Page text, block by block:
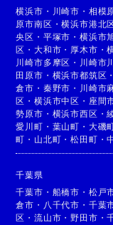
横浜市 ・ 川崎市 ・ 相模
原市南区 ・横浜市港北
央区 ・ 平塚市 ・横浜市
区 ・大和市 ・ 厚木市 ・
川崎市多摩区 ・ 川崎市
田原市 ・ 横浜市都筑区
倉市 ・ 秦野市 ・ 川崎市
区 ・横浜市中区 ・ 座間
勢原市 ・ 横浜市西区 ・
愛川町 ・ 葉山町 ・ 大磯
町 ・ 山北町 ・松田町 ・
千葉県
千葉市 ・ 船橋市 ・ 松戸
倉市 ・ 八千代市 ・ 千葉
区 ・流山市 ・野田市 ・